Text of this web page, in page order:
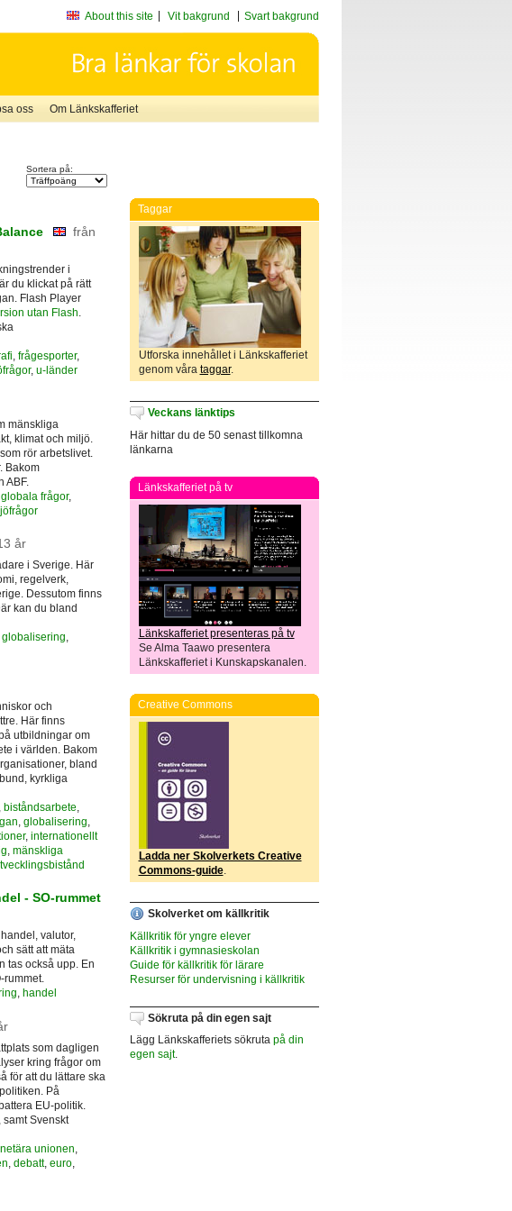
About this site Vit bakgrund Svart bakgrund
oss Om Länkskafferiet
Sortera på:
från
i
du klickat på rätt
Flash Player
utan Flash
frågesporter,
, u-länder
mänskliga
klimat och miljö.
rör arbetslivet.
Bakom
ABF.
globala frågor,
år
i Sverige. Här
regelverk,
Dessutom finns
kan du bland
globalisering,
och
Här finns
utbildningar om
i världen. Bakom
bland
kyrkliga
, biståndsarbete,
, globalisering,
, internationellt
, mänskliga
- SO-rummet
valutor,
sätt att mäta
tas också upp. En
rummet.
, handel
som dagligen
kring frågor om
för att du lättare ska
På
EU-politik.
Svenskt
unionen
debatt, euro,
Taggar
Utforska innehållet i Länkskafferiet
genom våra taggar.
Veckans länktips
Här hittar du de 50 senast tillkomna
länkarna
Länkskafferiet på tv
Länkskafferiet presenteras på tv
Se Alma Taawo presentera
Länkskafferiet i Kunskapskanalen.
Creative Commons
Ladda ner Skolverkets Creative
Commons-guide.
Skolverket om källkritik
Källkritik för yngre elever
Källkritik i gymnasieskolan
Guide för källkritik för lärare
Resurser för undervisning i källkritik
Sökruta på din egen sajt
Lägg Länkskafferiets sökruta på din
egen sajt.